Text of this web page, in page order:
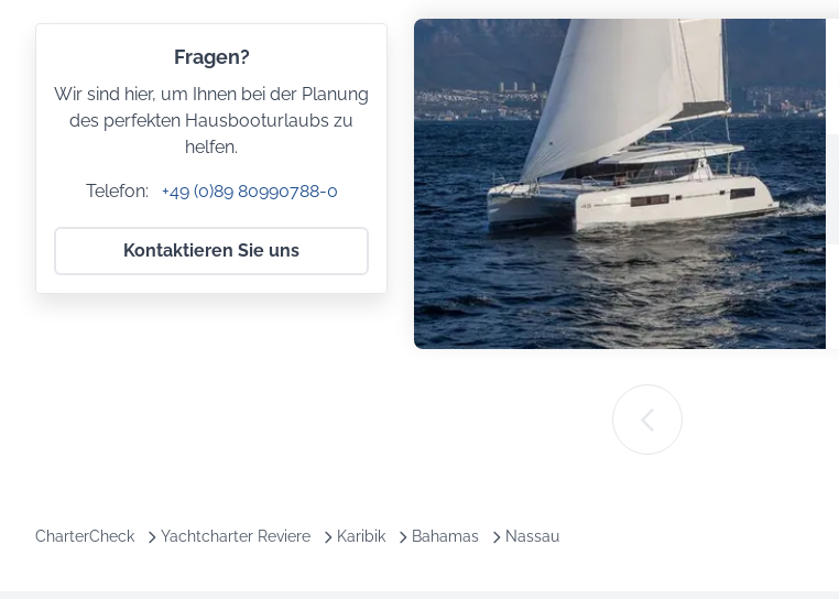
Fragen?
Wir sind hier, um Ihnen bei der Planung
des perfekten Hausbooturlaubs zu
helfen.
Telefon: +49 (0)89 80990788-0
Kontaktieren Sie uns
CharterCheck Yachtcharter Reviere Karibik Bahamas Nassau